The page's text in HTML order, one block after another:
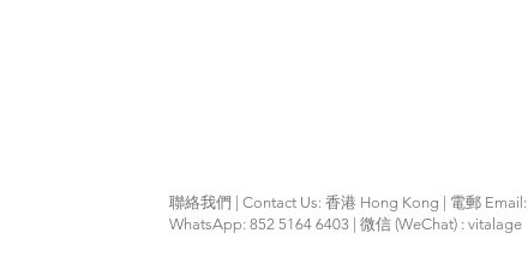
聯絡我們 | Contact Us: 香港 Hong Kong | 電郵 Email:
WhatsApp: 852 5164 6403 | 微信 (WeChat) : vitalage